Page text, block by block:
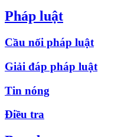
Pháp luật
Cầu nối pháp luật
Giải đáp pháp luật
Tin nóng
Điều tra